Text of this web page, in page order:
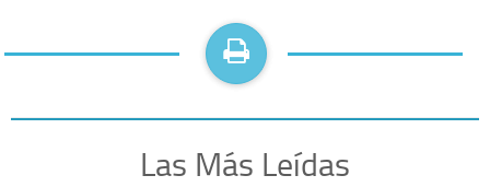
Las Más Leídas